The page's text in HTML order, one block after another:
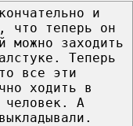
и
что теперь он
можно заходить
Теперь
все эти
ходить в
человек. А